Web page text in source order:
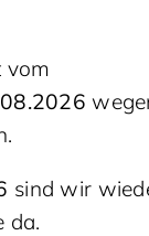
vom
sind wir
da.